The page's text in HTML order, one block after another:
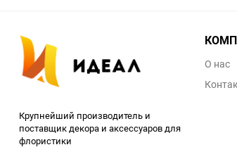
Крупнейший производитель и
поставщик декора и аксессуаров для
флористики
О нас